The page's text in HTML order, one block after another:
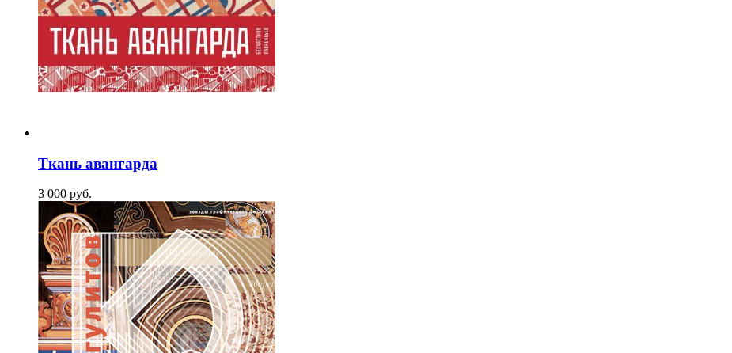
Ткань авангарда
3 000 pуб.